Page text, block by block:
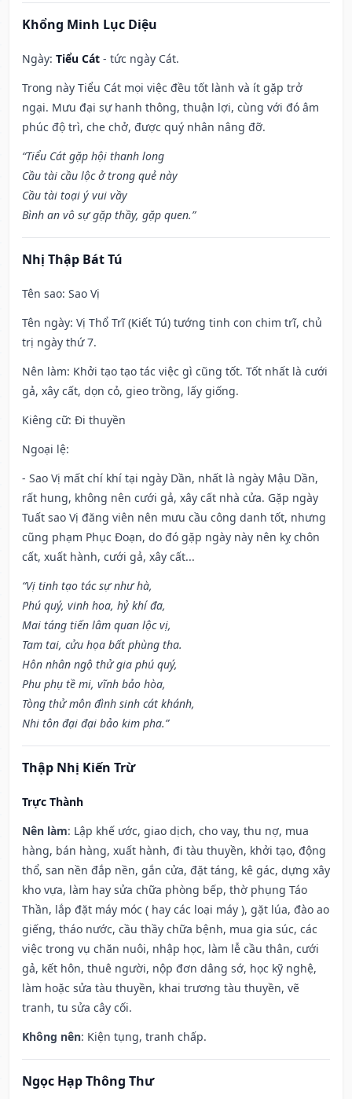
Khổng Minh Lục Diệu
Ngày: Tiểu Cát - tức ngày Cát.
Trong này Tiểu Cát mọi việc đều tốt lành và ít gặp trở
ngại. Mưu đại sự hanh thông, thuận lợi, cùng với đó âm
phúc độ trì, che chở, được quý nhân nâng đỡ.
“Tiểu Cát gặp hội thanh long
Cầu tài cầu lộc ở trong quẻ này
Cầu tài toại ý vui vầy
Bình an vô sự gặp thầy, gặp quen.”
Nhị Thập Bát Tú
Tên sao: Sao Vị
Tên ngày: Vị Thổ Trĩ (Kiết Tú) tướng tinh con chim trĩ, chủ
trị ngày thứ 7.
Nên làm: Khởi tạo tạo tác việc gì cũng tốt. Tốt nhất là cưới
gả, xây cất, dọn cỏ, gieo trồng, lấy giống.
Kiêng cữ: Đi thuyền
Ngoại lệ:
- Sao Vị mất chí khí tại ngày Dần, nhất là ngày Mậu Dần,
rất hung, không nên cưới gả, xây cất nhà cửa. Gặp ngày
Tuất sao Vị đăng viên nên mưu cầu công danh tốt, nhưng
cũng phạm Phục Đoạn, do đó gặp ngày này nên kỵ chôn
cất, xuất hành, cưới gả, xây cất...
“Vị tinh tạo tác sự như hà,
Phú quý, vinh hoa, hỷ khí đa,
Mai táng tiến lâm quan lộc vị,
Tam tai, cửu họa bất phùng tha.
Hôn nhân ngộ thử gia phú quý,
Phu phụ tề mi, vĩnh bảo hòa,
Tòng thử môn đình sinh cát khánh,
Nhi tôn đại đại bảo kim pha.”
Thập Nhị Kiến Trừ
Trực Thành
Nên làm: Lập khế ước, giao dịch, cho vay, thu nợ, mua
hàng, bán hàng, xuất hành, đi tàu thuyền, khởi tạo, động
thổ, san nền đắp nền, gắn cửa, đặt táng, kê gác, dựng xây
kho vựa, làm hay sửa chữa phòng bếp, thờ phụng Táo
Thần, lắp đặt máy móc ( hay các loại máy ), gặt lúa, đào ao
giếng, tháo nước, cầu thầy chữa bệnh, mua gia súc, các
việc trong vụ chăn nuôi, nhập học, làm lễ cầu thân, cưới
gả, kết hôn, thuê người, nộp đơn dâng sớ, học kỹ nghệ,
làm hoặc sửa tàu thuyền, khai trương tàu thuyền, vẽ
tranh, tu sửa cây cối.
Không nên: Kiện tụng, tranh chấp.
Ngọc Hạp Thông Thư